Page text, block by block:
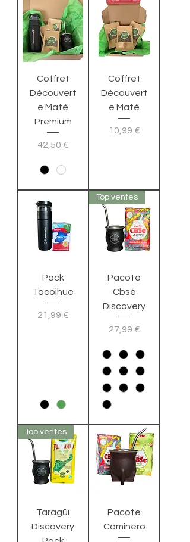
Coffret
Découvert
e Maté
Premium
Preço
42,50 €
Coffret
Découvert
e Maté
Preço
10,99 €
Pack
Tocoihue
Preço
21,99 €
Top ventes
Pacote
Cbsé
Discovery
Preço
27,99 €
Top ventes
Taragüi
Discovery
Pacote
Caminero